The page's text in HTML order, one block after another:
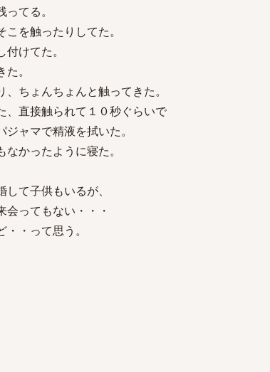
てる。
を触ったりしてた。
けてた。
。
ちょんちょんと触ってきた。
、直接触られて１０秒ぐらいで
ャマで精液を拭いた。
かったように寝た。
て子供もいるが、
会ってもない・・・
・って思う。